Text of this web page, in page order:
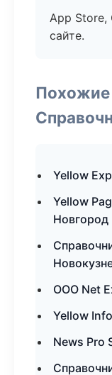
App Store,
сайте.
Похожие
Yellow
Yellow
Новгород
ООО Net
Yellow
News Pro